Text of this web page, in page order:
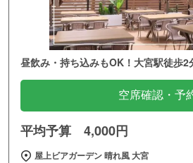
昼飲み・持ち込みもOK！大宮駅徒歩2
空席確認・予
平均予算 4,000円
屋上ビアガーデン 晴れ風 大宮